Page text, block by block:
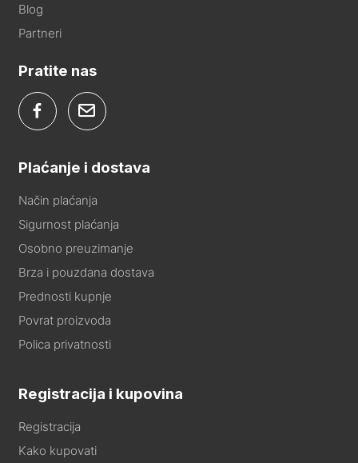
Blog
Partneri
Pratite nas
Plaćanje i dostava
Način plaćanja
Sigurnost plaćanja
Osobno preuzimanje
Brza i pouzdana dostava
Prednosti kupnje
Povrat proizvoda
Polica privatnosti
Registracija i kupovina
Registracija
Kako kupovati